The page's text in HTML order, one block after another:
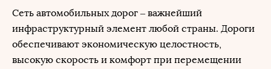
Сеть автомобильных дорог – важнейший
инфраструктурный элемент любой страны. Дороги
обеспечивают экономическую целостность,
высокую скорость и комфорт при перемещении